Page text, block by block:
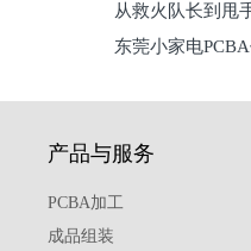
关键从救火队长到甩
东莞小家电
产品与服务
PCBA加工
成品组装